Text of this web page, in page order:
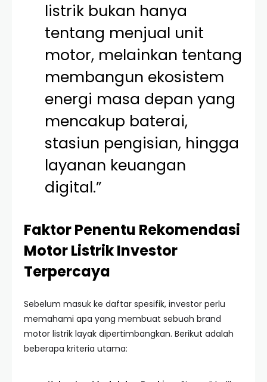
listrik bukan hanya
tentang menjual unit
motor, melainkan tentang
membangun ekosistem
energi masa depan yang
mencakup baterai,
stasiun pengisian, hingga
layanan keuangan
digital.”
Faktor Penentu Rekomendasi
Motor Listrik Investor
Terpercaya
Sebelum masuk ke daftar spesifik, investor perlu
memahami apa yang membuat sebuah brand
motor listrik layak dipertimbangkan. Berikut adalah
beberapa kriteria utama: